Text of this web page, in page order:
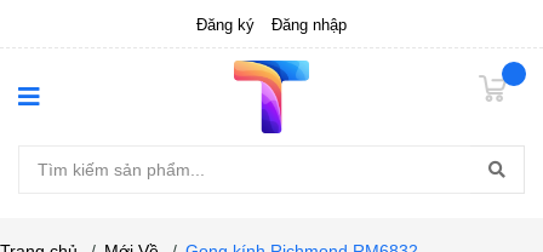
Đăng ký Đăng nhập